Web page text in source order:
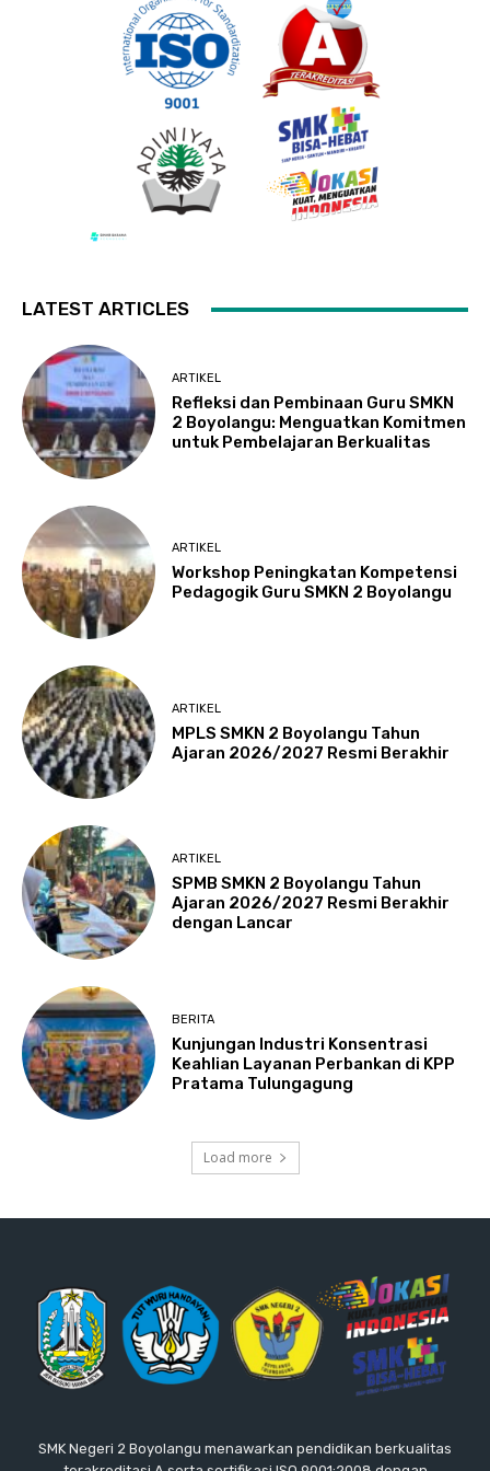
LATEST ARTICLES
ARTIKEL
Refleksi dan Pembinaan Guru SMKN
2 Boyolangu: Menguatkan Komitmen
untuk Pembelajaran Berkualitas
ARTIKEL
Workshop Peningkatan Kompetensi
Pedagogik Guru SMKN 2 Boyolangu
ARTIKEL
MPLS SMKN 2 Boyolangu Tahun
Ajaran 2026/2027 Resmi Berakhir
ARTIKEL
SPMB SMKN 2 Boyolangu Tahun
Ajaran 2026/2027 Resmi Berakhir
dengan Lancar
BERITA
Kunjungan Industri Konsentrasi
Keahlian Layanan Perbankan di KPP
Pratama Tulungagung
Load more
SMK Negeri 2 Boyolangu menawarkan pendidikan berkualitas